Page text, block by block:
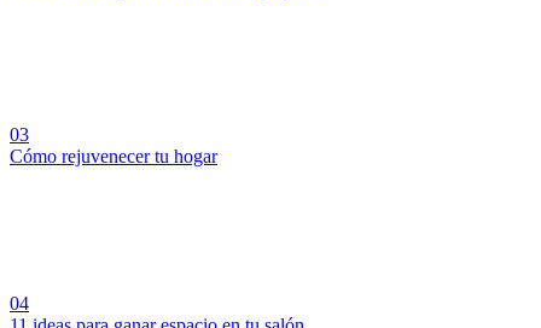
03
Cómo rejuvenecer tu hogar
04